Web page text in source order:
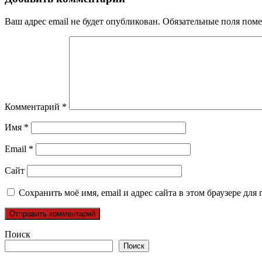
Ваш адрес email не будет опубликован. Обязательные поля
Комментарий *
Имя *
Email *
Сайт
Сохранить моё имя, email и адрес сайта в этом браузере
Поиск
Поиск